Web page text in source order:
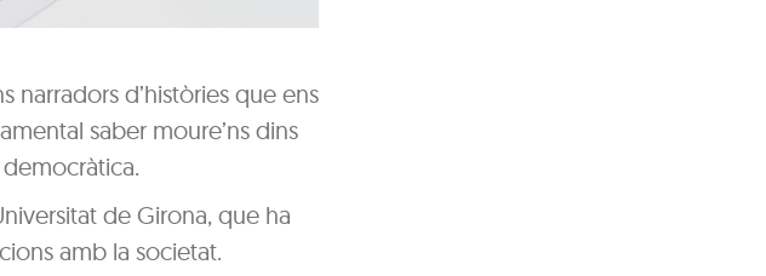
d’històries que ens
saber moure’ns dins
de Girona, que ha
amb la societat.